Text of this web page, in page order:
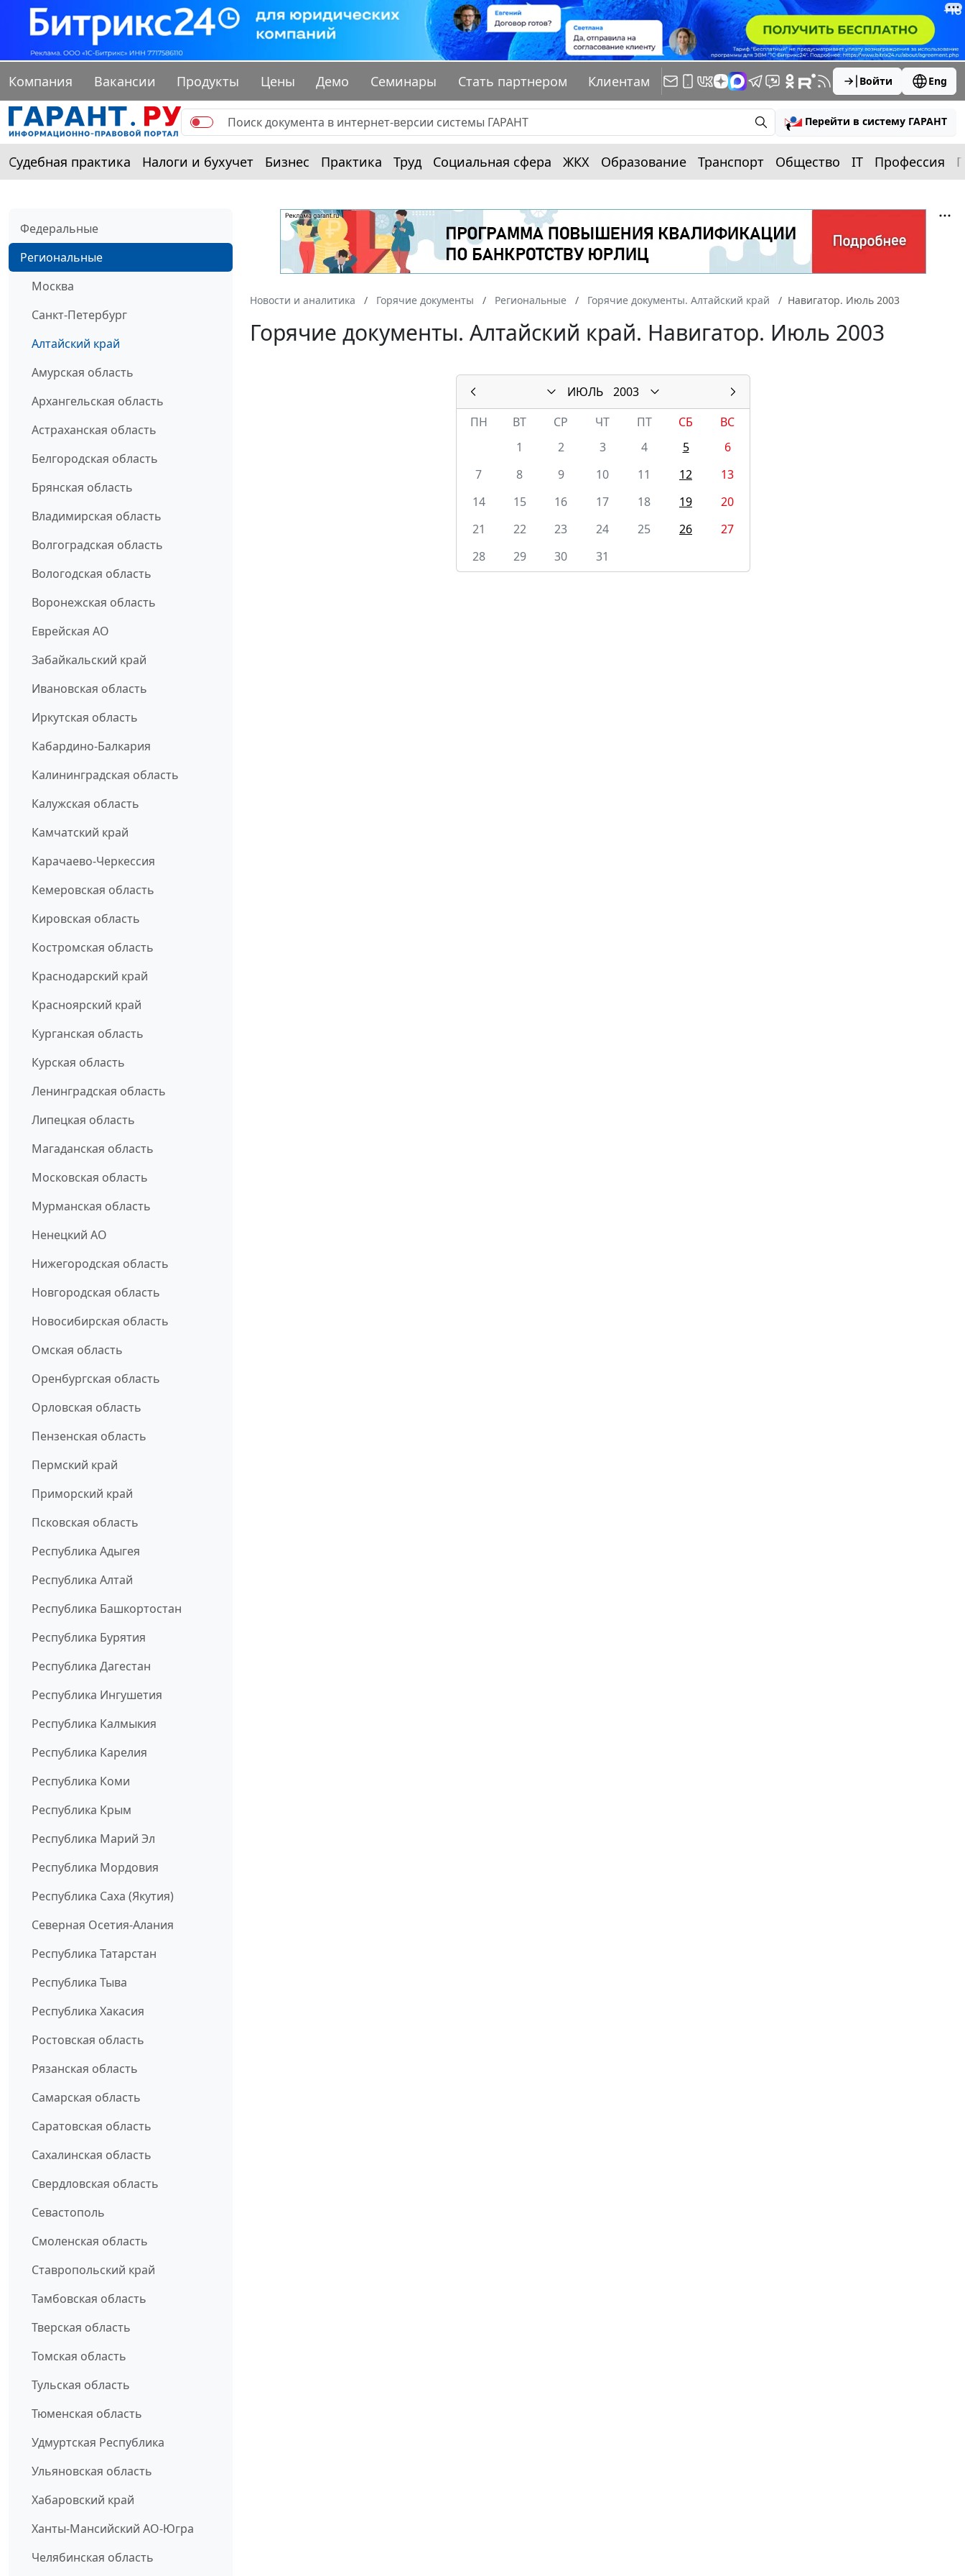
Компания Вакансии Продукты Цены Демо Семинары Стать партнером Клиентам Войти Eng
Перейти в систему ГАРАНТ
Судебная практика Налоги и бухучет Бизнес Практика Труд Социальная сфера ЖКХ Образование Транспорт Общество IT Профессия
Федеральные
Региональные
Москва
Санкт-Петербург
Алтайский край
Амурская область
Архангельская область
Астраханская область
Белгородская область
Брянская область
Владимирская область
Волгоградская область
Вологодская область
Воронежская область
Еврейская АО
Забайкальский край
Ивановская область
Иркутская область
Кабардино-Балкария
Калининградская область
Калужская область
Камчатский край
Карачаево-Черкессия
Кемеровская область
Кировская область
Костромская область
Краснодарский край
Красноярский край
Курганская область
Курская область
Ленинградская область
Липецкая область
Магаданская область
Московская область
Мурманская область
Ненецкий АО
Нижегородская область
Новгородская область
Новосибирская область
Омская область
Оренбургская область
Орловская область
Пензенская область
Пермский край
Приморский край
Псковская область
Республика Адыгея
Республика Алтай
Республика Башкортостан
Республика Бурятия
Республика Дагестан
Республика Ингушетия
Республика Калмыкия
Республика Карелия
Республика Коми
Республика Крым
Республика Марий Эл
Республика Мордовия
Республика Саха (Якутия)
Северная Осетия-Алания
Республика Татарстан
Республика Тыва
Республика Хакасия
Ростовская область
Рязанская область
Самарская область
Саратовская область
Сахалинская область
Свердловская область
Севастополь
Смоленская область
Ставропольский край
Тамбовская область
Тверская область
Томская область
Тульская область
Тюменская область
Удмуртская Республика
Ульяновская область
Хабаровский край
Ханты-Мансийский АО-Югра
Челябинская область
Новости и аналитика Горячие документы Региональные Горячие документы. Алтайский край Навигатор. Июль 2003
Горячие документы. Алтайский край. Навигатор. Июль 2003
ИЮЛЬ
2003
ПН
ВТ СР ЧТ ПТ СБ
ВС
1
2 3 4 5
6
7
8 9 10 11 12
13
14
15 16 17 18 19
20
21
22 23 24 25 26
27
28
29 30 31